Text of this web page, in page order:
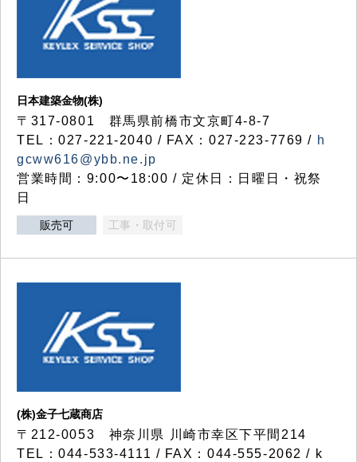
日本建築金物(株)
〒317‐0801 群馬県前橋市文京町4-8-7
TEL：027-221-2040 / FAX：027-223-7769 / h
gcww616@ybb.ne.jp
営業時間：9:00〜18:00 / 定休日：日曜日・祝祭
日
販売可 工事・取付可
(株)金子七蔵商店
〒212-0053 神奈川県 川崎市幸区下平間214
TEL：044-533-4111 / FAX：044-555-2062 / k